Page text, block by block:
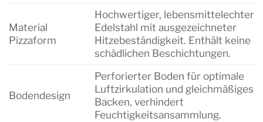
Material
Pizzaform
Hochwertiger, lebensmittelechter
Edelstahl mit ausgezeichneter
Hitzebeständigkeit. Enthält keine
schädlichen Beschichtungen.
Bodendesign
Perforierter Boden für optimale
Luftzirkulation und gleichmäßiges
Backen, verhindert
Feuchtigkeitsansammlung.